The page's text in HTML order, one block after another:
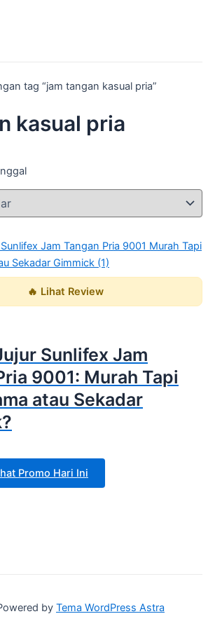
tag “jam tangan kasual pria”
kasual pria
🔥 Lihat Review
Sunlifex Jam
9001: Murah Tapi
atau Sekadar
Promo Hari Ini
by Tema WordPress Astra